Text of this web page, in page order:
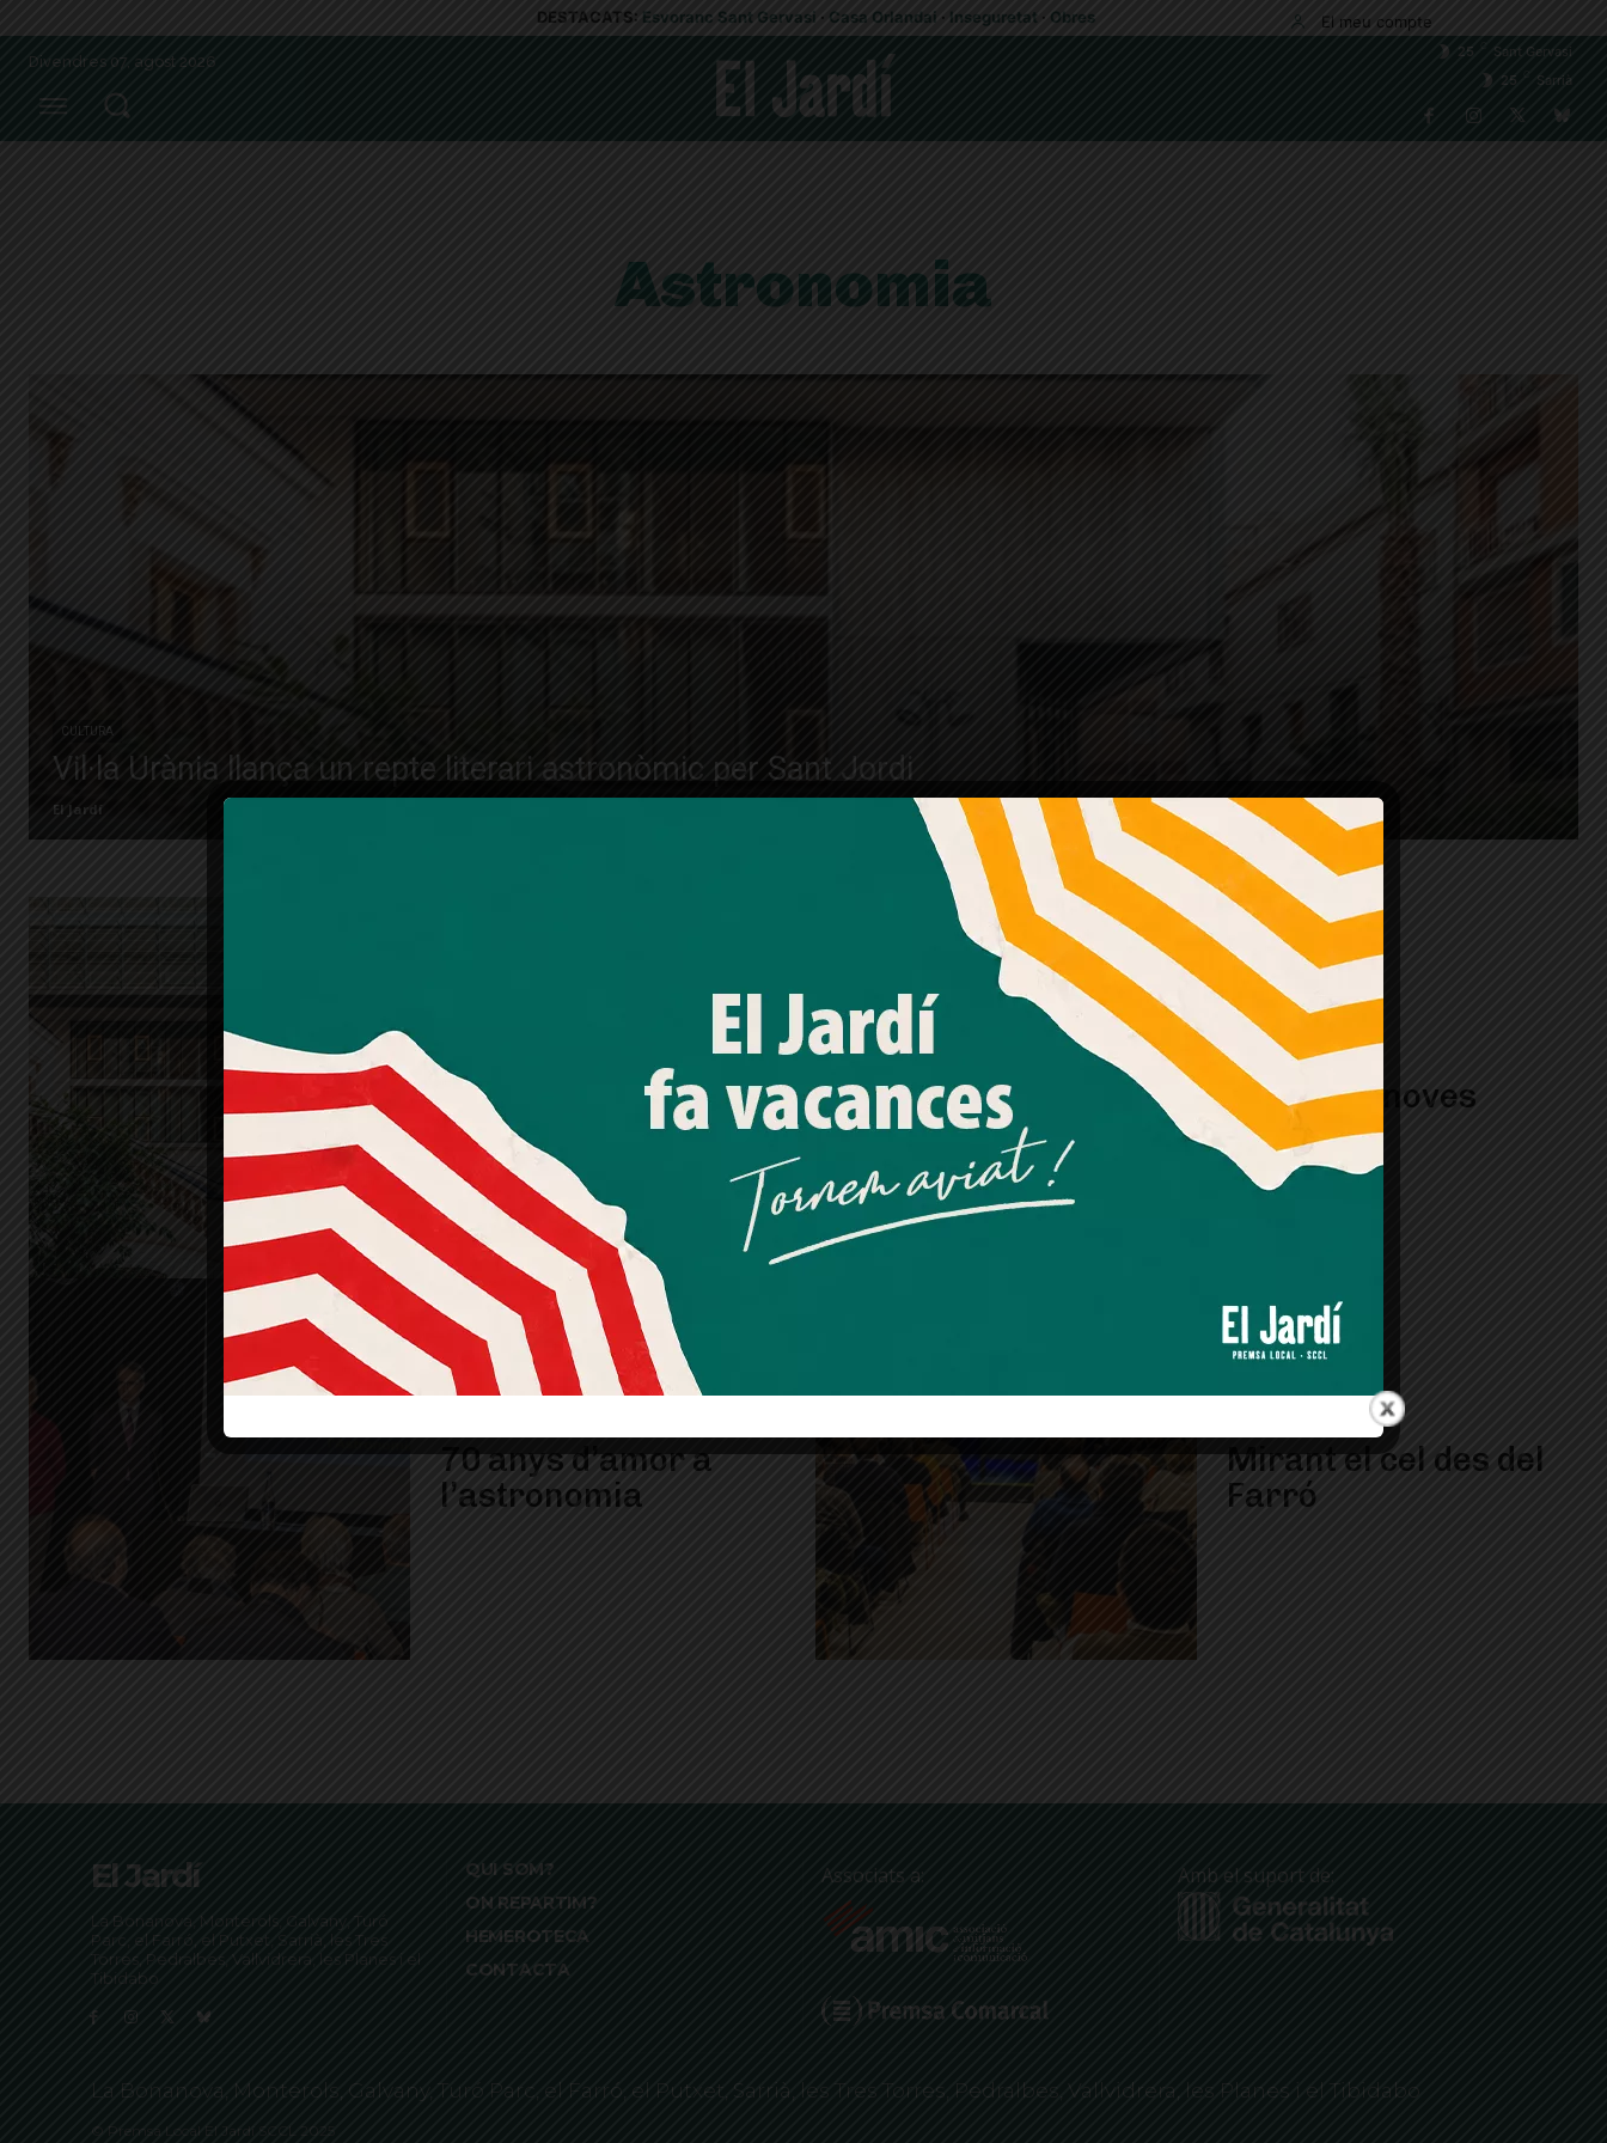
DESTACATS: Esvoranc Sant Gervasi · Casa Orlandai · Inseguretat · Obres El meu compte
Divendres 07, agost 2026
25
Sant Gervasi
25
Sarrià
Astronomia
CULTURA
Vil·la Urània llança un repte literari astronòmic per Sant Jordi
El Jardí
Vil·la Urània celebra
un any reconeixent
que la gestió amb
participació dels
veïns és positiva
Les supernoves
70 anys d’amor a
l’astronomia
Mirant el cel des del
Farró
El Jardí
La Bonanova, Monterols, Galvany, Turó
Parc, el Farró, el Putxet, Sarrià, les Tres
Torres, Pedralbes, Vallvidrera, les Planes i el
Tibidabo
QUI SOM?
ON REPARTIM?
HEMEROTECA
CONTACTA
Associats a: Amb el suport de:
La Bonanova, Monterols, Galvany, Turó Parc, el Farró, el Putxet, Sarrià, les Tres Torres, Pedralbes, Vallvidrera, les Planes i el Tibidabo
© Premsa Local El Jardí SCCL 2025
Amb el seu acord, nosaltres fem servir galetes o
tecnologies similars per emmagatzemar, accedir i
processar dades personals com la seva visita a aquest lloc
processament de dades basat en interessos legítims en
qualsevol moment fent clic a "Ajustos de cookies" o a la
nostra Política de privacitat en aquest lloc web. Si cliques
"acceptar" dones el teu consentiment
Més informació Acceptar Rebutjar tot
Quan l’usuari crea un compte al Diari el Jardí, dona el seu
consentiment explícit per rebre comunicacions
informatives relacionades amb el servei. Aquest
consentiment pot ser revocat en qualsevol moment
mitjançant l’enllaç de baixa present a tots els correus.